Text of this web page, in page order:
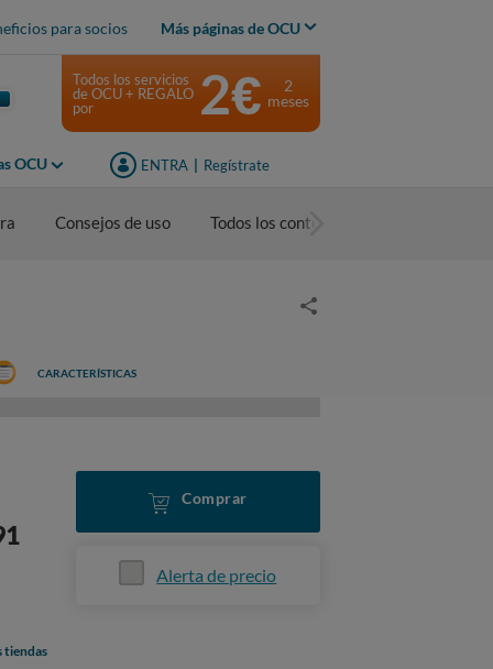
para socios Más páginas de OCU
OCU ENTRA Regístrate
Todos los servicios
de OCU + REGALO
por
2€
2
meses
Consejos de uso Todos los contenidos
CARACTERÍSTICAS
Comprar
Alerta de precio
tiendas